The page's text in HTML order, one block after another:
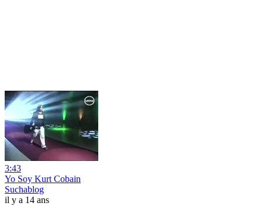
3:43
Yo Soy Kurt Cobain
Suchablog
il y a 14 ans